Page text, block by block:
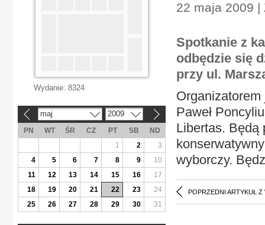
22 maja 2009 |
Spotkanie z
odbędzie się
przy ul.
Paweł
Libertas. Będą
wyborczy.
POPRZEDNI ARTYKUŁ Z
Wydanie: 8324
maj 2009
PN WT ŚR CZ PT SB
ND
1
2
3
4
5 6 7 8 9
10
11
12 13 14 15 16
17
18
19 20 21 22 23
24
25
26 27 28 29 30 31